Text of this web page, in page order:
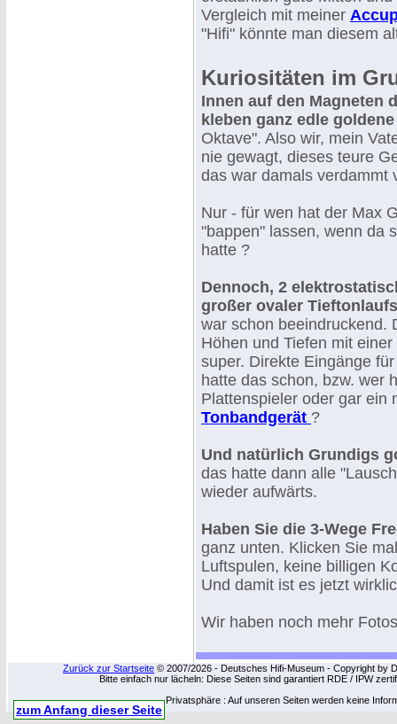
Vergleich mit meiner
"Hifi" könnte man diesem
Kuriositäten im
Innen auf den Magneten
kleben ganz edle
Oktave". Also wir, mein
nie gewagt, dieses teure
das war damals verdammt
Nur - für wen hat der Max
"bappen" lassen, wenn da
hatte ?
Dennoch, 2
großer ovaler
war schon beeindruckend.
Höhen und Tiefen mit
super. Direkte Eingänge
hatte das schon, bzw. wer
Plattenspieler oder gar ein
Tonbandgerät ?
Und natürlich Grundigs
das hatte dann alle
wieder aufwärts.
Haben Sie die 3-Wege
ganz unten. Klicken Sie
Luftspulen, keine billigen
Und damit ist es jetzt
Wir haben noch mehr
Zurück zur Startseite © 2007/2026 - Deutsches Hifi-Museum - Copyright by
Bitte einfach nur lächeln: Diese Seiten sind garantiert RDE / IPW
Privatsphäre : Auf unseren Seiten werden keine
zum Anfang dieser Seite